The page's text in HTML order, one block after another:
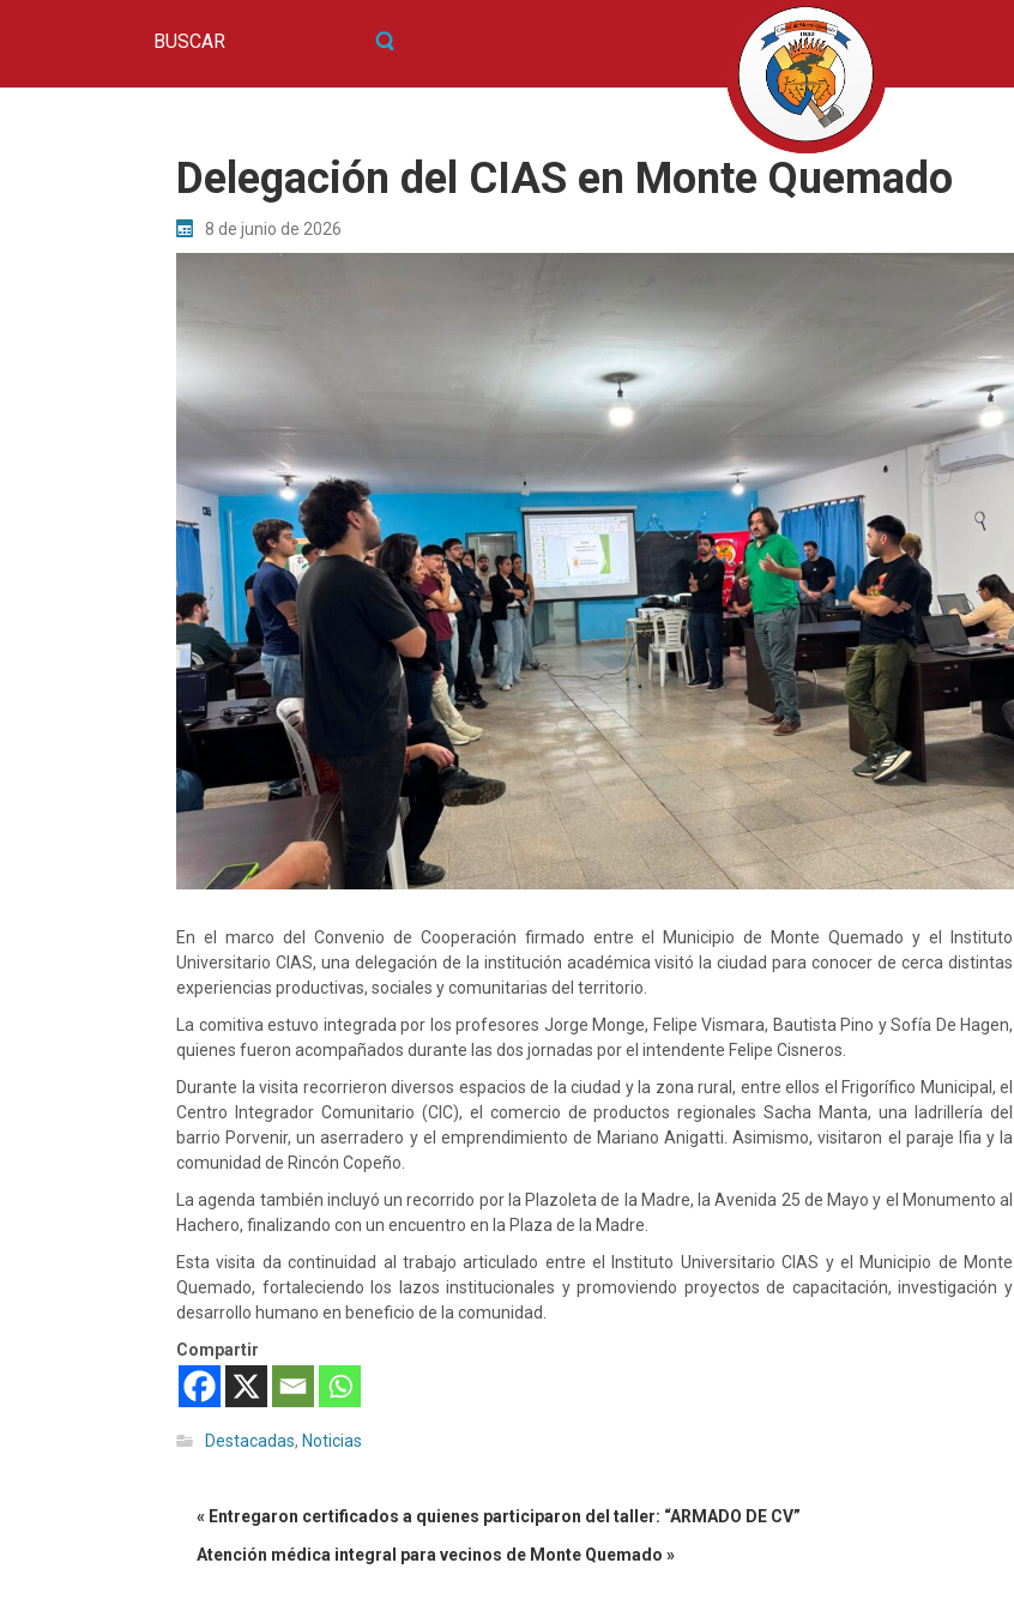
Delegación del CIAS en Monte Quemado
8 de junio de 2026
En el marco del Convenio de Cooperación firmado entre el Municipio de Monte Quemado y el Instituto
Universitario CIAS, una delegación de la institución académica visitó la ciudad para conocer de cerca distintas
experiencias productivas, sociales y comunitarias del territorio.
La comitiva estuvo integrada por los profesores Jorge Monge, Felipe Vismara, Bautista Pino y Sofía De Hagen,
quienes fueron acompañados durante las dos jornadas por el intendente Felipe Cisneros.
Durante la visita recorrieron diversos espacios de la ciudad y la zona rural, entre ellos el Frigorífico Municipal, el
Centro Integrador Comunitario (CIC), el comercio de productos regionales Sacha Manta, una ladrillería del
barrio Porvenir, un aserradero y el emprendimiento de Mariano Anigatti. Asimismo, visitaron el paraje Ifia y la
comunidad de Rincón Copeño.
La agenda también incluyó un recorrido por la Plazoleta de la Madre, la Avenida 25 de Mayo y el Monumento al
Hachero, finalizando con un encuentro en la Plaza de la Madre.
Esta visita da continuidad al trabajo articulado entre el Instituto Universitario CIAS y el Municipio de Monte
Quemado, fortaleciendo los lazos institucionales y promoviendo proyectos de capacitación, investigación y
desarrollo humano en beneficio de la comunidad.
Compartir
Destacadas, Noticias
« Entregaron certificados a quienes participaron del taller: “ARMADO DE CV”
Atención médica integral para vecinos de Monte Quemado »